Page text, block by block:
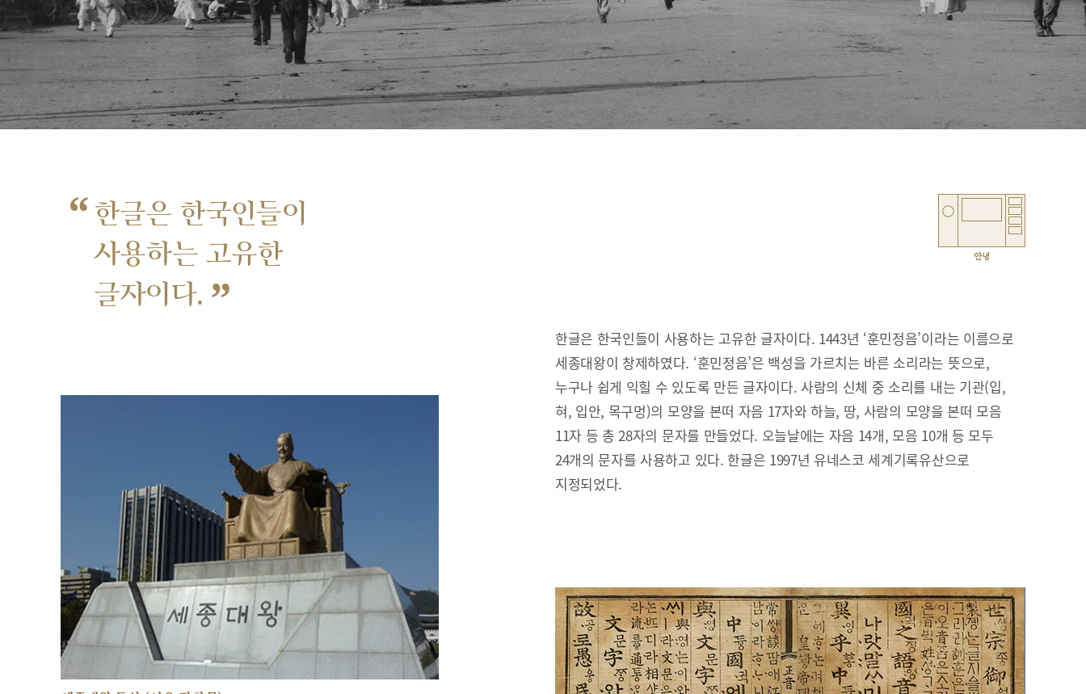
“ 한글은 한국인들이
사용하는 고유한
글자이다. ”
안녕
한글은 한국인들이 사용하는 고유한 글자이다. 1443년 ‘훈민정음’이라는 이름으로
세종대왕이 창제하였다. ‘훈민정음’은 백성을 가르치는 바른 소리라는 뜻으로,
누구나 쉽게 익힐 수 있도록 만든 글자이다. 사람의 신체 중 소리를 내는 기관(입,
혀, 입안, 목구멍)의 모양을 본떠 자음 17자와 하늘, 땅, 사람의 모양을 본떠 모음
11자 등 총 28자의 문자를 만들었다. 오늘날에는 자음 14개, 모음 10개 등 모두
24개의 문자를 사용하고 있다. 한글은 1997년 유네스코 세계기록유산으로
지정되었다.